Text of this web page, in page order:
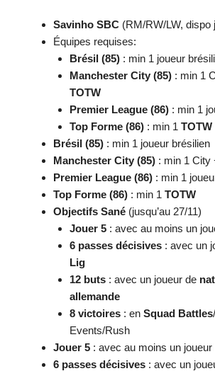
Savinho SBC (RM/RW/LW, dispo
Équipes requises:
Brésil (85): min 1 joueur
Manchester City (85): min 1
TOTW
Premier League (86): min 1
Top Forme (86): min 1 TOTW
Brésil (85) : min 1 joueur brésilien
Manchester City (85) : min 1 City
Premier League (86) : min 1
Top Forme (86) : min 1 TOTW
Objectifs Sané (jusqu’au 27/11)
Jouer 5: avec au moins un
6 passes décisives: avec un
Lig
12 buts: avec un joueur de
allemande
8 victoires: en Squad Battles
Events/Rush
Jouer 5 : avec au moins un joueur
6 passes décisives : avec un